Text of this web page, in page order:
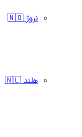
نروژ 🇳🇴
هلند 🇳🇱